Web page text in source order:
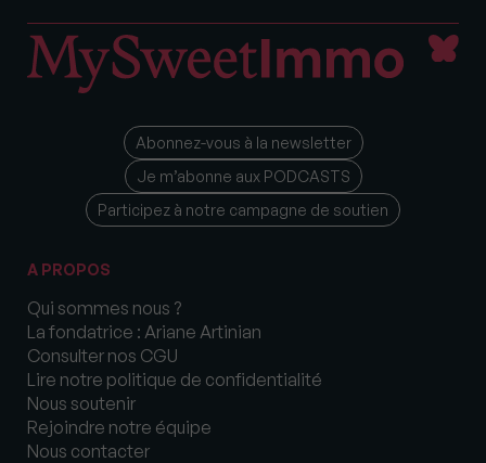
Abonnez-vous à la newsletter
Je m’abonne aux PODCASTS
Participez à notre campagne de soutien
A PROPOS
Qui sommes nous ?
La fondatrice : Ariane Artinian
Consulter nos CGU
Lire notre politique de confidentialité
Nous soutenir
Rejoindre notre équipe
Nous contacter